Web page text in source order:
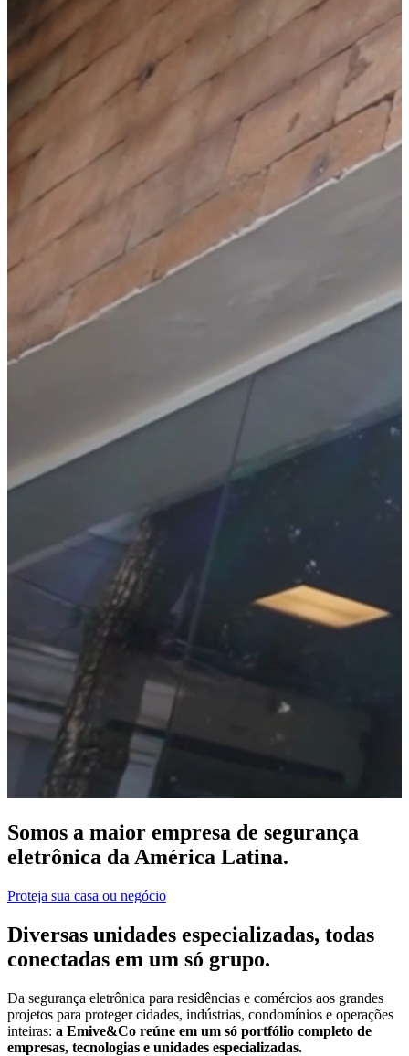
Somos a maior empresa de segurança
eletrônica da América Latina.
Proteja sua casa ou negócio
Diversas unidades especializadas, todas
conectadas em um só grupo.
Da segurança eletrônica para residências e comércios aos grandes
projetos para proteger cidades, indústrias, condomínios e operações
inteiras: a Emive&Co reúne em um só portfólio completo de
empresas, tecnologias e unidades especializadas.